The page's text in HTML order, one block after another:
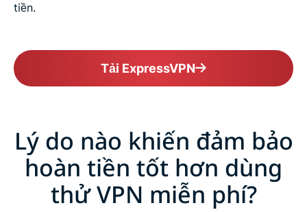
tiền.
Tải ExpressVPN
Lý do nào khiến đảm bảo
hoàn tiền tốt hơn dùng
thử VPN miễn phí?